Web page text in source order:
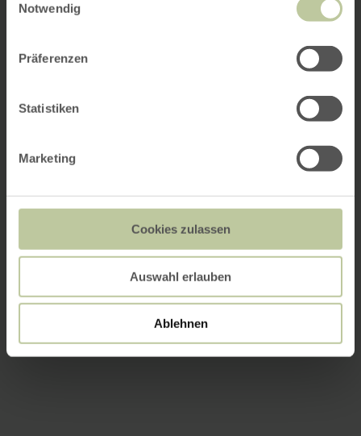
Notwendig
Präferenzen
Statistiken
Marketing
Cookies zulassen
Auswahl erlauben
Ablehnen